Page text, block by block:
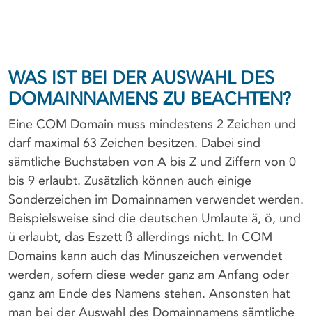
WAS IST BEI DER AUSWAHL DES
DOMAINNAMENS ZU BEACHTEN?
Eine COM Domain muss mindestens 2 Zeichen und
darf maximal 63 Zeichen besitzen. Dabei sind
sämtliche Buchstaben von A bis Z und Ziffern von 0
bis 9 erlaubt. Zusätzlich können auch einige
Sonderzeichen im Domainnamen verwendet werden.
Beispielsweise sind die deutschen Umlaute ä, ö, und
ü erlaubt, das Eszett ß allerdings nicht. In COM
Domains kann auch das Minuszeichen verwendet
werden, sofern diese weder ganz am Anfang oder
ganz am Ende des Namens stehen. Ansonsten hat
man bei der Auswahl des Domainnamens sämtliche